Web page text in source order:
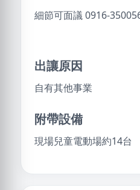
細節可面議 0916-
出讓原因
自有其他事業
附帶設備
現場兒童電動場約14台